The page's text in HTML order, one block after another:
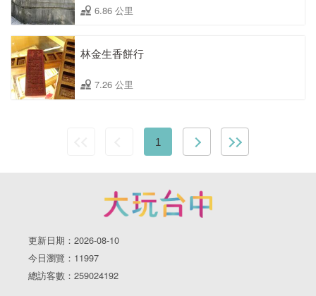
6.86 公里
林金生香餅行
7.26 公里
1
更新日期：2026-08-10
今日瀏覽：11997
總訪客數：259024192